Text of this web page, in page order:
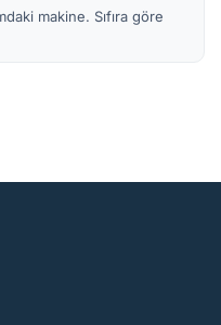
makine. Sıfıra göre